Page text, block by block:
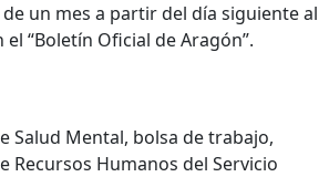
un mes a partir del día siguiente al
“Boletín Oficial de Aragón”.
Salud Mental, bolsa de trabajo,
Recursos Humanos del Servicio